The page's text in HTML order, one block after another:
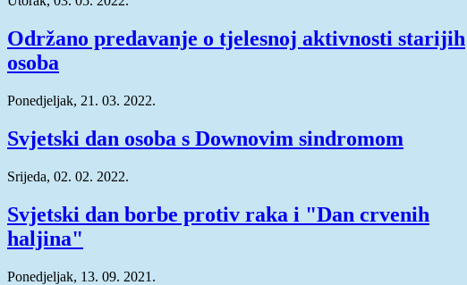
Održano predavanje o tjelesnoj aktivnosti starijih
osoba
Ponedjeljak, 21. 03. 2022.
Svjetski dan osoba s Downovim sindromom
Srijeda, 02. 02. 2022.
Svjetski dan borbe protiv raka i "Dan crvenih
haljina"
Ponedjeljak, 13. 09. 2021.